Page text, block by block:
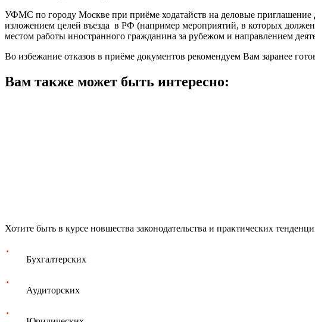
УФМС по городу Москве при приёме ходатайств на деловые приглашение
изложением целей въезда в РФ (например мероприятий, в которых
местом работы иностранного гражданина за рубежом и направлением
Во избежание отказов в приёме документов рекомендуем Вам заранее
Вам также может быть интересно:
Хотите быть в курсе новшества законодательства и практических
Бухгалтерских
Аудиторских